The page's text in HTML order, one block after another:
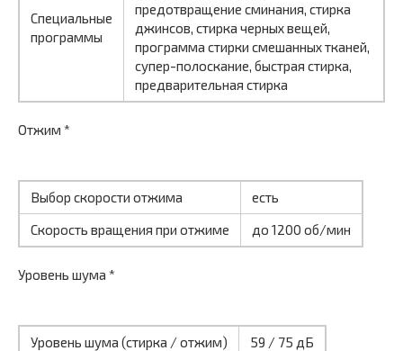
Специальные
программы
предотвращение сминания, стирка
джинсов, стирка черных вещей,
программа стирки смешанных тканей,
супер-полоскание, быстрая стирка,
предварительная стирка
Отжим *
Выбор скорости отжима
есть
Скорость вращения при отжиме
до 1200 об/мин
Уровень шума *
Уровень шума (стирка / отжим) 59 / 75 дБ